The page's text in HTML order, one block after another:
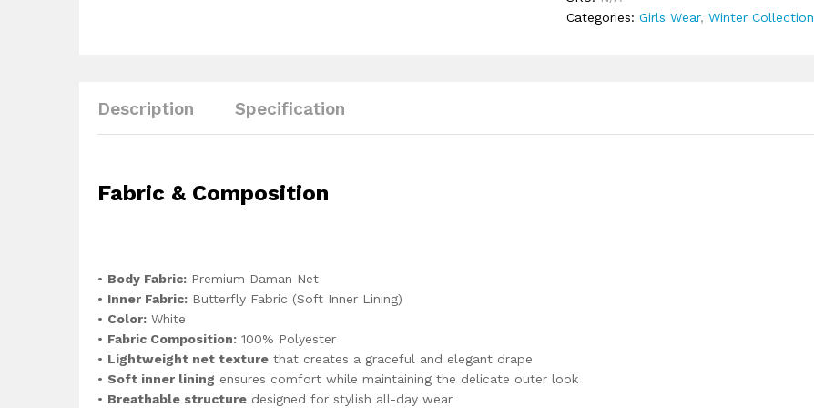
Categories:Girls Wear,Winter Collection
Description Specification
Fabric & Composition
• Body Fabric: Premium Daman Net
• Inner Fabric: Butterfly Fabric (Soft Inner Lining)
• Color: White
• Fabric Composition: 100% Polyester
• Lightweight net texture that creates a graceful and elegant drape
• Soft inner lining ensures comfort while maintaining the delicate outer look
• Breathable structure designed for stylish all-day wear